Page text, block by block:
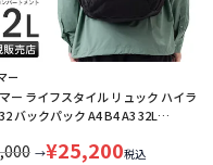
ー
ー ライフスタイル リュック ハイラ
バックパック A4 B4 A3 32L
→¥25,200税込